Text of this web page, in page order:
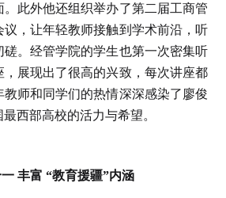
此外他还组织举办了第二届工商管
，让年轻教师接触到学术前沿，听
磋。经管学院的学生也第一次密集听
展现出了很高的兴致，每次讲座都
师和同学们的热情深深感染了廖俊
西部高校的活力与希望。
丰富 “教育援疆”内涵